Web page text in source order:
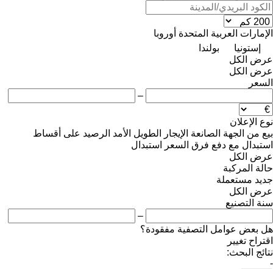
الإمارات العربية المتحدة أوروبا
إستونيا
بولندا
عرض الكل
عرض الكل
السعر
–
نوع الإعلان
بيع من الجهة الصانعة الإيجار الطويل الأمد الرصيد على أقساط
استبدال مع دفع فرق السعر
استبدال
عرض الكل
حالة المركبة
جديد مستعملة
عرض الكل
سنة التصنيع
–
هل بعض عوامل التصفية مفقودة؟
اقتراح تغيير
نتائج البحث:
-